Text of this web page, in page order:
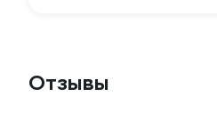
Отзывы